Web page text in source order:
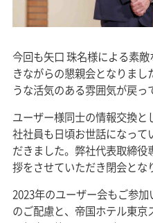
今回も矢口 珠名様による素
きながらの懇親会となりま
うな活気のある雰囲気が戻っ
ユーザー様同士の情報交換
社社員も日頃お世話になって
だきました。弊社代表取締役
拶をさせていただき閉会とな
2023年のユーザー会もご参
のご配慮と、帝国ホテル東京